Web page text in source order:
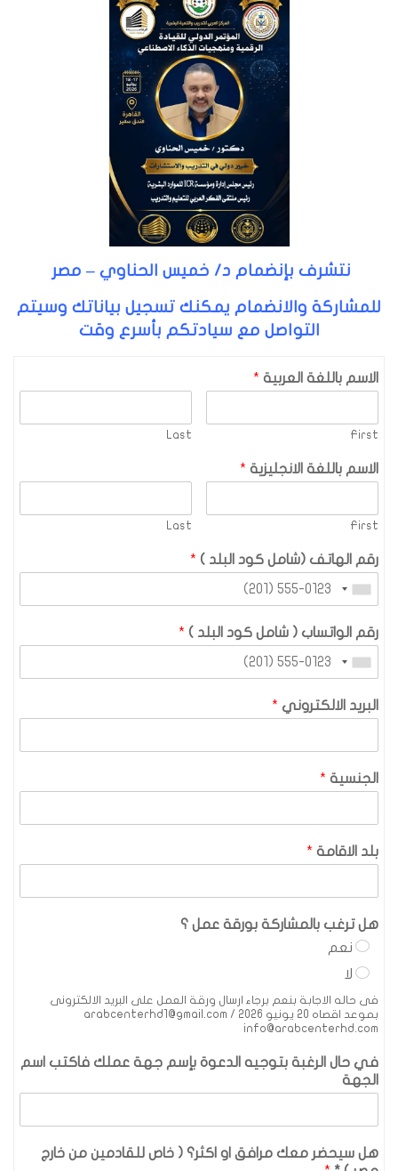
نتشرف بإنضمام د/ خميس الحناوي – مصر
للمشاركة والانضمام يمكنك تسجيل بياناتك وسيتم
التواصل مع سيادتكم بأسرع وقت
الاسم باللغة العربية *
First
Last
الاسم باللغة الانجليزية *
First
Last
رقم الهاتف (شامل كود البلد ) *
رقم الواتساب ( شامل كود البلد ) *
البريد الالكتروني *
الجنسية *
بلد الاقامة *
هل ترغب بالمشاركة بورقة عمل ؟
نعم
لا
فى حاله الاجابة بنعم برجاء ارسال ورقة العمل على البريد الالكترونى
بموعد اقصاه 20 يونيو 2026 arabcenterhd1@gmail.com /
info@arabcenterhd.com
في حال الرغبة بتوجيه الدعوة بإسم جهة عملك فاكتب اسم
الجهة
هل سيحضر معك مرافق او اكثر؟ ( خاص للقادمين من خارج